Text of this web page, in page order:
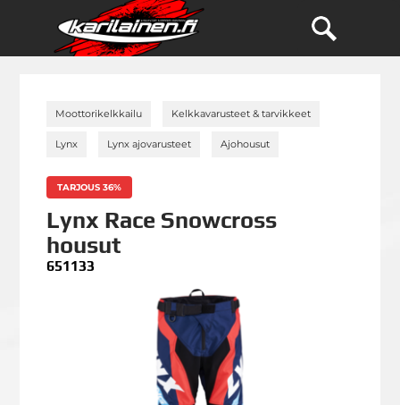
Moottorikelkkailu Kelkkavarusteet & tarvikkeet
Lynx Lynx ajovarusteet Ajohousut
TARJOUS 36%
Lynx Race Snowcross
housut
651133